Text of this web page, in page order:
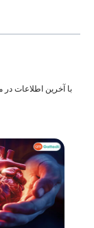
با آخرین اطلاعات